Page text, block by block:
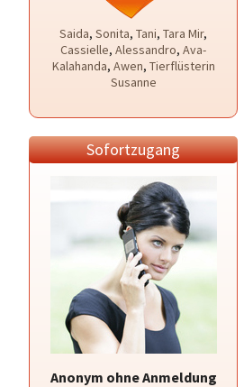
Saida, Sonita, Tani, Tara Mir,
Cassielle, Alessandro, Ava-
Kalahanda, Awen, Tierflüsterin
Susanne
Sofortzugang
Anonym ohne Anmeldung